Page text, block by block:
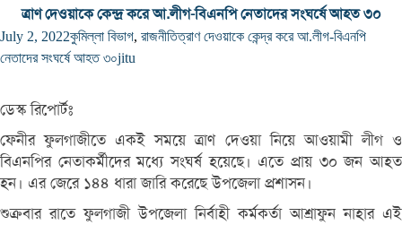
ত্রাণ দেওয়াকে কেন্দ্র করে আ.লীগ-বিএনপি নেতাদের সংঘর্ষে আহত ৩০
July 2, 2022কুমিল্লা বিভাগ, রাজনীতিত্রাণ দেওয়াকে কেন্দ্র করে আ.লীগ-বিএনপি
নেতাদের সংঘর্ষে আহত ৩০jitu
ডেস্ক রিপোর্টঃ
ফেনীর ফুলগাজীতে একই সময়ে ত্রাণ দেওয়া নিয়ে আওয়ামী লীগ ও
বিএনপির নেতাকর্মীদের মধ্যে সংঘর্ষ হয়েছে। এতে প্রায় ৩০ জন আহত
হন। এর জেরে ১৪৪ ধারা জারি করেছে উপজেলা প্রশাসন।
শুক্রবার রাতে ফুলগাজী উপজেলা নির্বাহী কর্মকর্তা আশ্রাফুন নাহার এই